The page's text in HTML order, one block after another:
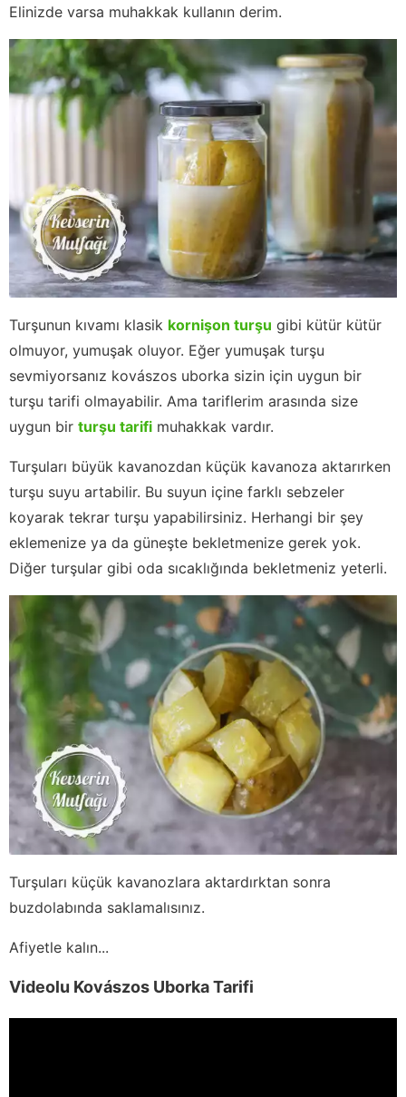
Elinizde varsa muhakkak kullanın derim.
Turşunun kıvamı klasik kornişon turşu gibi kütür kütür
olmuyor, yumuşak oluyor. Eğer yumuşak turşu
sevmiyorsanız kovászos uborka sizin için uygun bir
turşu tarifi olmayabilir. Ama tariflerim arasında size
uygun bir turşu tarifi muhakkak vardır.
Turşuları büyük kavanozdan küçük kavanoza aktarırken
turşu suyu artabilir. Bu suyun içine farklı sebzeler
koyarak tekrar turşu yapabilirsiniz. Herhangi bir şey
eklemenize ya da güneşte bekletmenize gerek yok.
Diğer turşular gibi oda sıcaklığında bekletmeniz yeterli.
Turşuları küçük kavanozlara aktardırktan sonra
buzdolabında saklamalısınız.
Afiyetle kalın...
Videolu Kovászos Uborka Tarifi